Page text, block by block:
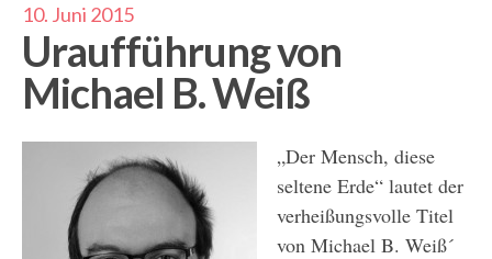
10. Juni 2015
Uraufführung von
Michael B. Weiß
„Der Mensch, diese
seltene Erde“ lautet der
verheißungsvolle Titel
von Michael B. Weiß´